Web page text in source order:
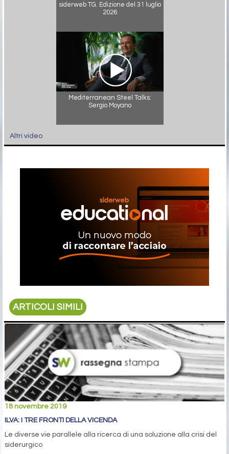
siderweb TG. Edizione del 31 luglio
2026
Mediterranean Steel Talks:
Sergio Moyano
Altri video
ARTICOLI SIMILI
18 novembre 2019
ILVA: I TRE FRONTI DELLA VICENDA
Le diverse vie parallele alla ricerca di una soluzione alla crisi del
siderurgico